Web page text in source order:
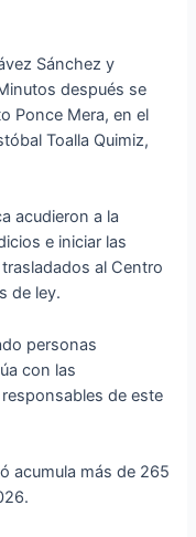
Sánchez y
después se
Ponce Mera, en el
Toalla Quimiz,
acudieron a la
e iniciar las
al Centro
de ley.
personas
con las
de este
acumula más de 265